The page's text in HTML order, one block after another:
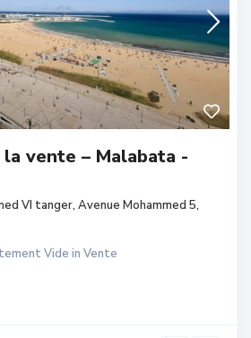
vente – Malabata -
VI tanger, Avenue Mohammed 5,
Vide in Vente